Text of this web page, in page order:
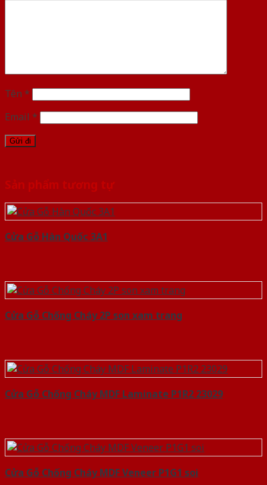
Tên *
Email *
Sản phẩm tương tự
Cửa Gỗ Hàn Quốc 3A1
Cửa Gỗ Chống Cháy 2P son xam trang
Cửa Gỗ Chống Cháy MDF Laminate P1R2 23029
Cửa Gỗ Chống Cháy MDF Veneer P1G1 soi